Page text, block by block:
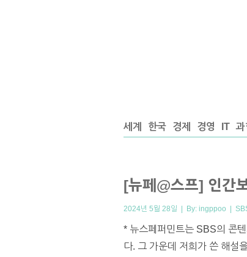
세계 한국 경제 경영 IT 과
[뉴페@스프] 인간
2024년 5월 28일 | By: ingppoo |
* 뉴스페퍼민트는 SBS의 콘
다. 그 가운데 저희가 쓴 해설